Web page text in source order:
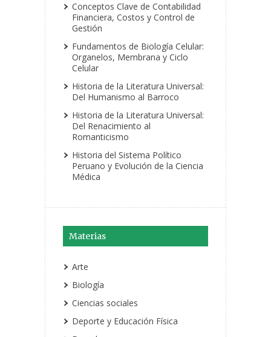
Conceptos Clave de Contabilidad
Financiera, Costos y Control de
Gestión
Fundamentos de Biología Celular:
Organelos, Membrana y Ciclo
Celular
Historia de la Literatura Universal:
Del Humanismo al Barroco
Historia de la Literatura Universal:
Del Renacimiento al
Romanticismo
Historia del Sistema Político
Peruano y Evolución de la Ciencia
Médica
Materias
Arte
Biología
Ciencias sociales
Deporte y Educación Física